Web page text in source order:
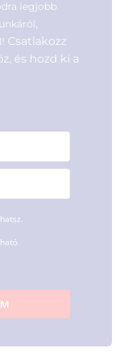
legjobb
Csatlakozz
és hozd ki a